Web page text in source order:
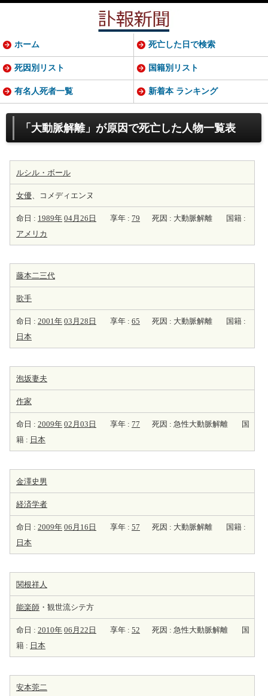
「大動脈解離」が原因で死亡した人物一覧表
ルシル・ボール
女優、コメディエンヌ
命日 : 1989年 04月26日 享年 : 79 死因 : 大動脈解離
国籍 :
アメリカ
藤本二三代
歌手
命日 : 2001年 03月28日 享年 : 65 死因 : 大動脈解離
国籍 :
日本
泡坂妻夫
作家
命日 : 2009年 02月03日 享年 : 77 死因 : 急性大動脈解離
国
籍 : 日本
金澤史男
経済学者
命日 : 2009年 06月16日 享年 : 57 死因 : 大動脈解離
国籍 :
日本
関根祥人
能楽師 ・観世流シテ方
命日 : 2010年 06月22日 享年 : 52 死因 : 急性大動脈解離
国
籍 : 日本
安本莞二
ホーム 死亡した日で検索
死因別リスト 国籍別リスト
有名人死者一覧 新着本 ランキング